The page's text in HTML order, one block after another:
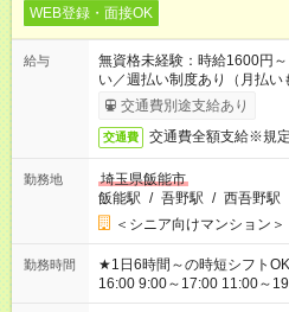
WEB登録・面接OK
給与
無資格未経験：時給1600
い／週払い制度あり（月払
完了次第のお支払いとなりま
交通費別途支給あり
交通費 交通費全額支給※規
勤務地
埼玉県飯能市
飯能駅 / 吾野駅 / 西吾野駅
＜シニア向けマンション＞
勤務時間
★1日6時間～の時短シフトOK ★スタート時間選べます！ 7:00～
16:00 9:00～17:00 11:00～19:00 な
場合、他のお仕事と合わせ